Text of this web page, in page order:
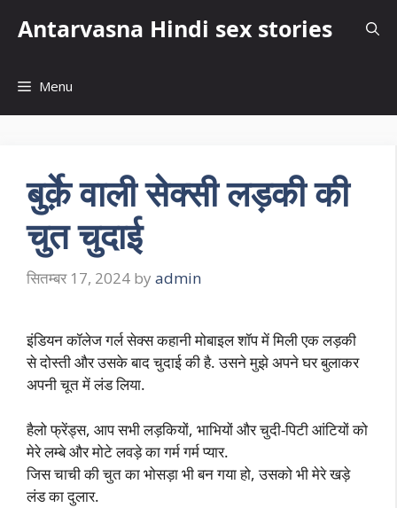
Antarvasna Hindi sex stories
Menu
बुर्क़े वाली सेक्सी लड़की की
चुत चुदाई
सितम्बर 17, 2024 by admin
इंडियन कॉलेज गर्ल सेक्स कहानी मोबाइल शॉप में मिली एक लड़की
से दोस्ती और उसके बाद चुदाई की है. उसने मुझे अपने घर बुलाकर
अपनी चूत में लंड लिया.
हैलो फ्रेंड्स, आप सभी लड़कियों, भाभियों और चुदी-पिटी आंटियों को
मेरे लम्बे और मोटे लवड़े का गर्म गर्म प्यार.
जिस चाची की चुत का भोसड़ा भी बन गया हो, उसको भी मेरे खड़े
लंड का दुलार.